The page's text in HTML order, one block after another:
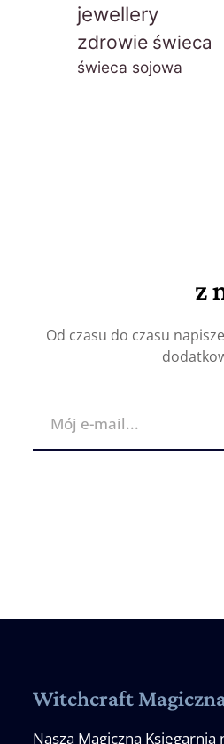
jewellery
zdrowie świeca
świeca sojowa
z
Od czasu do czasu
Witchcraft
Nasza Magiczna Księgarnia